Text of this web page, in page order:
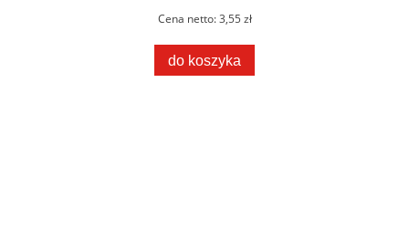
Cena netto:3,55 zł
do koszyka